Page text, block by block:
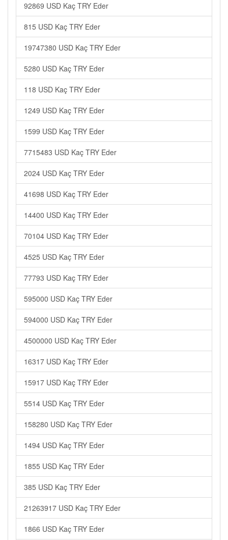
92869 USD Kaç TRY Eder
815 USD Kaç TRY Eder
19747380 USD Kaç TRY Eder
5280 USD Kaç TRY Eder
118 USD Kaç TRY Eder
1249 USD Kaç TRY Eder
1599 USD Kaç TRY Eder
7715483 USD Kaç TRY Eder
2024 USD Kaç TRY Eder
41698 USD Kaç TRY Eder
14400 USD Kaç TRY Eder
70104 USD Kaç TRY Eder
4525 USD Kaç TRY Eder
77793 USD Kaç TRY Eder
595000 USD Kaç TRY Eder
594000 USD Kaç TRY Eder
4500000 USD Kaç TRY Eder
16317 USD Kaç TRY Eder
15917 USD Kaç TRY Eder
5514 USD Kaç TRY Eder
158280 USD Kaç TRY Eder
1494 USD Kaç TRY Eder
1855 USD Kaç TRY Eder
385 USD Kaç TRY Eder
21263917 USD Kaç TRY Eder
1866 USD Kaç TRY Eder